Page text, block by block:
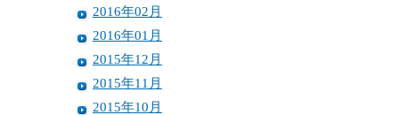
2016年02月
2016年01月
2015年12月
2015年11月
2015年10月